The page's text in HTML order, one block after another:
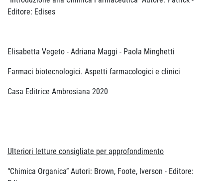
Editore: Edises
Elisabetta Vegeto - Adriana Maggi - Paola Minghetti
Farmaci biotecnologici. Aspetti farmacologici e clinici
Casa Editrice Ambrosiana 2020
Ulteriori letture consigliate per approfondimento
“Chimica Organica” Autori: Brown, Foote, Iverson - Editore: